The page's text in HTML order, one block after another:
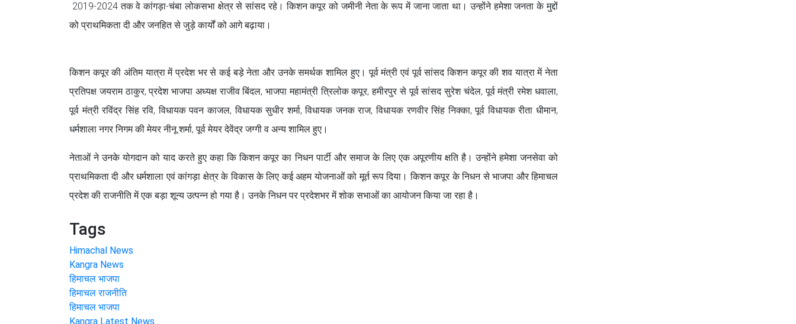
2019-2024 तक वे कांगड़ा-चंबा लोकसभा क्षेत्र से सांसद रहे। किशन कपूर को जमीनी नेता के रूप में जाना जाता था। उन्होंने हमेशा जनता के मुद्दों
को प्राथमिकता दी और जनहित से जुड़े कार्यों को आगे बढ़ाया।
किशन कपूर की अंतिम यात्रा में प्रदेश भर से कई बड़े नेता और उनके समर्थक शामिल हुए। पूर्व मंत्री एवं पूर्व सांसद किशन कपूर की शव यात्रा में नेता
प्रतिपक्ष जयराम ठाकुर, प्रदेश भाजपा अध्यक्ष राजीव बिंदल, भाजपा महामंत्री त्रिलोक कपूर, हमीरपुर से पूर्व सांसद सुरेश चंदेल, पूर्व मंत्री रमेश धवाला,
पूर्व मंत्री रविंद्र सिंह रवि, विधायक पवन काजल, विधायक सुधीर शर्मा, विधायक जनक राज, विधायक रणवीर सिंह निक्का, पूर्व विधायक रीता धीमान,
धर्मशाला नगर निगम की मेयर नीनू शर्मा, पूर्व मेयर देवेंद्र जग्गी व अन्य शामिल हुए।
नेताओं ने उनके योगदान को याद करते हुए कहा कि किशन कपूर का निधन पार्टी और समाज के लिए एक अपूरणीय क्षति है। उन्होंने हमेशा जनसेवा को
प्राथमिकता दी और धर्मशाला एवं कांगड़ा क्षेत्र के विकास के लिए कई अहम योजनाओं को मूर्त रूप दिया। किशन कपूर के निधन से भाजपा और हिमाचल
प्रदेश की राजनीति में एक बड़ा शून्य उत्पन्न हो गया है। उनके निधन पर प्रदेशभर में शोक सभाओं का आयोजन किया जा रहा है।
Tags
Himachal News
Kangra News
हिमाचल भाजपा
हिमाचल राजनीति
हिमाचल भाजपा
Kangra Latest News